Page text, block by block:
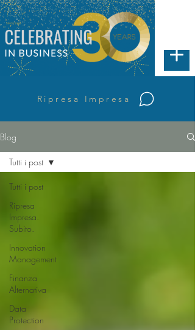
Ripresa Impresa
Blog
Tutti i post
Ripresa
Impresa.
Subito.
Innovation
Management
Finanza
Alternativa
Data
Protection
Tutti i post